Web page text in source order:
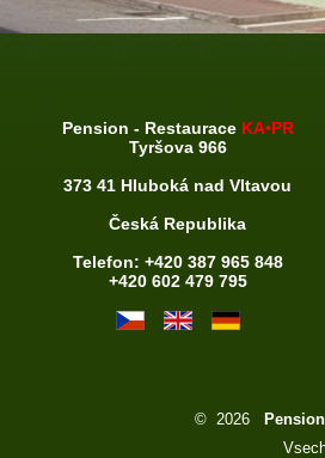
Pension - Restaurace KA•PR
Tyršova 966
373 41 Hluboká nad Vltavou
Česká Republika
Telefon: +420 387 965 848
+420 602 479 795
© 2026